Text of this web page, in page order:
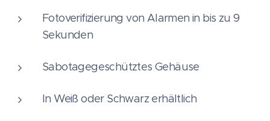
Fotoverifizierung von Alarmen in bis zu 9
Sekunden
Sabotagegeschütztes Gehäuse
In Weiß oder Schwarz erhältlich